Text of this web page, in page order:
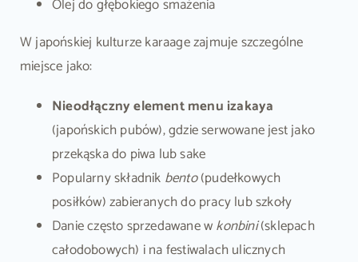
Olej do głębokiego smażenia
W japońskiej kulturze karaage zajmuje szczególne
miejsce jako:
Nieodłączny element menu izakaya
(japońskich pubów), gdzie serwowane jest jako
przekąska do piwa lub sake
Popularny składnik bento(pudełkowych
posiłków) zabieranych do pracy lub szkoły
Danie często sprzedawane wkonbini(sklepach
całodobowych) i na festiwalach ulicznych